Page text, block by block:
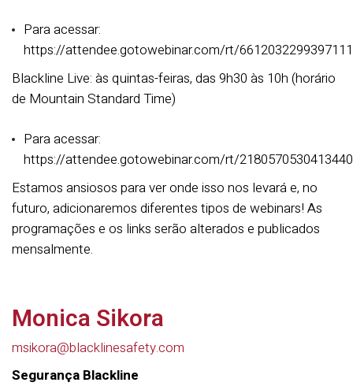
Para acessar:
https://attendee.gotowebinar.com/rt/
Blackline Live: às quintas-feiras, das 9h30 às 10h (horário
de Mountain Standard Time)
Para acessar:
https://attendee.gotowebinar.com/rt/
Estamos ansiosos para ver onde isso nos levará e, no
futuro, adicionaremos diferentes tipos de webinars! As
programações e os links serão alterados e publicados
mensalmente.
Monica Sikora
msikora@blacklinesafety.com
Segurança Blackline